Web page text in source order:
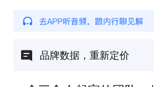
品牌数据，重新定价